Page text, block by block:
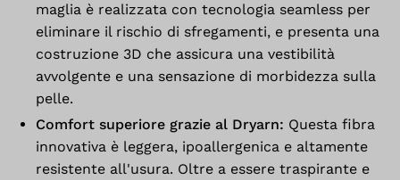
maglia è realizzata con tecnologia seamless per
eliminare il rischio di sfregamenti, e presenta una
costruzione 3D che assicura una vestibilità
avvolgente e una sensazione di morbidezza sulla
pelle.
Comfort superiore grazie al Dryarn: Questa fibra
innovativa è leggera, ipoallergenica e altamente
resistente all'usura. Oltre a essere traspirante e